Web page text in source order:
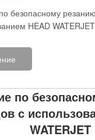
безопасному
HEAD WATERJET
по
с
WATERJET